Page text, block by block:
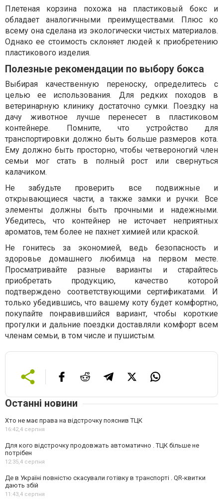
Плетеная корзина похожа на пластиковый бокс и
обладает аналогичными преимуществами. Плюс ко
всему она сделана из экологически чистых материалов.
Однако ее стоимость склоняет людей к приобретению
пластикового изделия.
Полезные рекомендации по выбору бокса
Выбирая качественную переноску, определитесь с
целью ее использования. Для редких походов в
ветеринарную клинику достаточно сумки. Поездку на
дачу животное лучше перенесет в пластиковом
контейнере. Помните, что устройство для
транспортировки должно быть больше размеров кота.
Ему должно быть просторно, чтобы четвероногий член
семьи мог стать в полный рост или свернуться
калачиком.
Не забудьте проверить все подвижные и
открывающиеся части, а также замки и ручки. Все
элементы должны быть прочными и надежными.
Убедитесь, что контейнер не источает неприятных
ароматов, тем более не пахнет химией или краской.
Не гонитесь за экономией, ведь безопасность и
здоровье домашнего любимца на первом месте.
Просматривайте разные варианты и старайтесь
приобретать продукцию, качество которой
подтверждено соответствующими сертификатами. И
только убедившись, что вашему коту будет комфортно,
покупайте понравившийся вариант, чтобы короткие
прогулки и дальние поездки доставляли комфорт всем
членам семьи, в том числе и пушистым.
Останні новини
Хто не має права на відстрочку пояснив ТЦК
16:42,4 серпня
Для кого відстрочку продовжать автоматично . ТЦК більше не
потрібен
12:35,4 серпня
Де в Україні повністю скасували готівку в транспорті . QR-квитки
дають збій
11:43,4 серпня